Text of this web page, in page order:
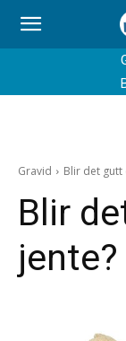
Gravid Blir det gutt
Blir
jente?